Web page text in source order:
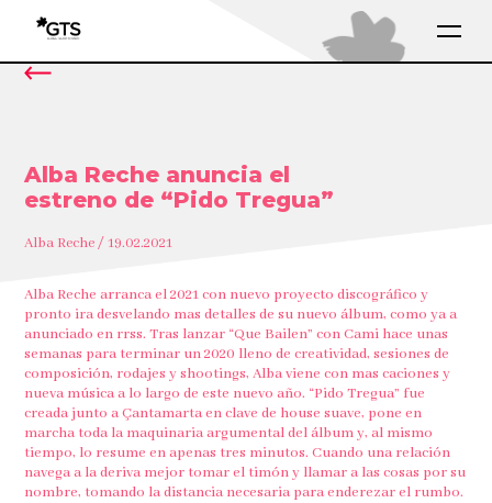
Alba Reche anuncia el
estreno de “Pido Tregua”
Alba Reche / 19.02.2021
Alba Reche arranca el 2021 con nuevo proyecto discográfico y
pronto ira desvelando mas detalles de su nuevo álbum, como ya a
anunciado en rrss. Tras lanzar “Que Bailen” con Cami hace unas
semanas para terminar un 2020 lleno de creatividad, sesiones de
composición, rodajes y shootings, Alba viene con mas caciones y
nueva música a lo largo de este nuevo año. “Pido Tregua” fue
creada junto a Çantamarta en clave de house suave, pone en
marcha toda la maquinaria argumental del álbum y, al mismo
tiempo, lo resume en apenas tres minutos. Cuando una relación
navega a la deriva mejor tomar el timón y llamar a las cosas por su
nombre, tomando la distancia necesaria para enderezar el rumbo.